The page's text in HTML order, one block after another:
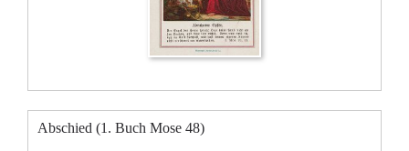
Abschied (1. Buch Mose 48)